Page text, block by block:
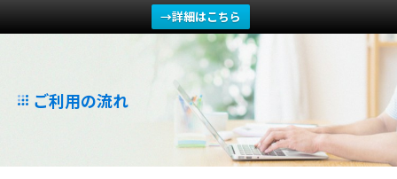
→詳細はこちら
ご利用の流れ